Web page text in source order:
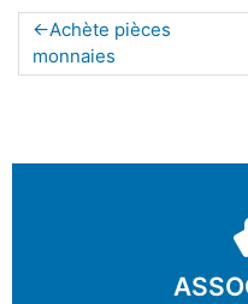
Achète pièces
monnaies